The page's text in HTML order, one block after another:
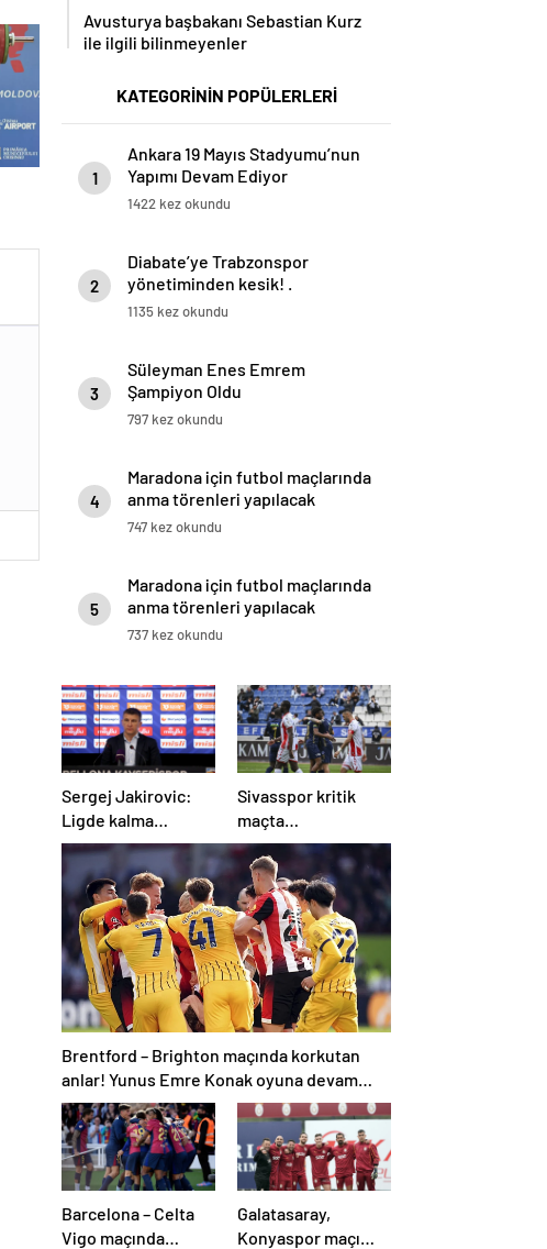
Avusturya başbakanı Sebastian Kurz
ile ilgili bilinmeyenler
KATEGORİNİN POPÜLERLERİ
1
Ankara 19 Mayıs Stadyumu’nun
Yapımı Devam Ediyor
1422 kez okundu
2
Diabate’ye Trabzonspor
yönetiminden kesik! .
1135 kez okundu
3
Süleyman Enes Emrem
Şampiyon Oldu
797 kez okundu
4
Maradona için futbol maçlarında
anma törenleri yapılacak
747 kez okundu
5
Maradona için futbol maçlarında
anma törenleri yapılacak
737 kez okundu
Sergej Jakirovic:
Ligde kalma
konusunda çok
önemli bir adım
attık
Sivasspor kritik
maçta
Kasımpaşa’ya
mağlup!
Brentford – Brighton maçında korkutan
anlar! Yunus Emre Konak oyuna devam
edemedi…
Barcelona – Celta
Vigo maçında
Galatasaray,
Konyaspor maçı